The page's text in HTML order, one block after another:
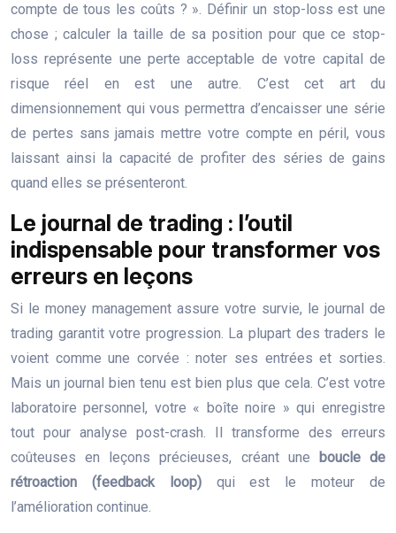
compte de tous les coûts ? ». Définir un stop-loss est une
chose ; calculer la taille de sa position pour que ce stop-
loss représente une perte acceptable de votre capital de
risque réel en est une autre. C’est cet art du
dimensionnement qui vous permettra d’encaisser une série
de pertes sans jamais mettre votre compte en péril, vous
laissant ainsi la capacité de profiter des séries de gains
quand elles se présenteront.
Le journal de trading : l’outil
indispensable pour transformer vos
erreurs en leçons
Si le money management assure votre survie, le journal de
trading garantit votre progression. La plupart des traders le
voient comme une corvée : noter ses entrées et sorties.
Mais un journal bien tenu est bien plus que cela. C’est votre
laboratoire personnel, votre « boîte noire » qui enregistre
tout pour analyse post-crash. Il transforme des erreurs
coûteuses en leçons précieuses, créant une
boucle de
rétroaction (feedback loop)qui est le moteur de
l’amélioration continue.